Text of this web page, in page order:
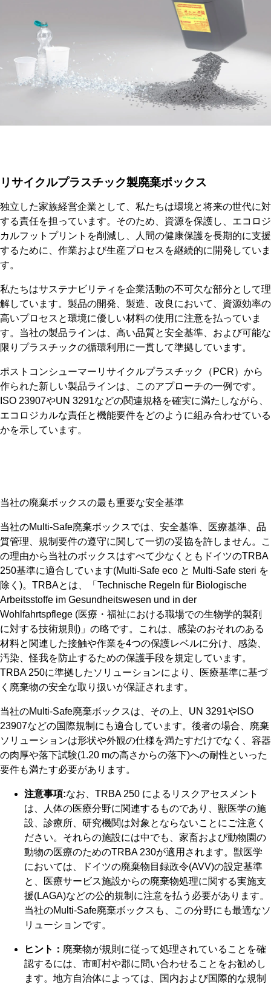
リサイクルプラスチック製廃棄ボックス
独立した家族経営企業として、私たちは環境と将来の世代に対
する責任を担っています。そのため、資源を保護し、エコロジ
カルフットプリントを削減し、人間の健康保護を長期的に支援
するために、作業および生産プロセスを継続的に開発していま
す。
私たちはサステナビリティを企業活動の不可欠な部分として理
解しています。製品の開発、製造、改良において、資源効率の
高いプロセスと環境に優しい材料の使用に注意を払っていま
す。当社の製品ラインは、高い品質と安全基準、および可能な
限りプラスチックの循環利用に一貫して準拠しています。
ポストコンシューマーリサイクルプラスチック（PCR）から
作られた新しい製品ラインは、このアプローチの一例です。
ISO 23907やUN 3291などの関連規格を確実に満たしながら、
エコロジカルな責任と機能要件をどのように組み合わせている
かを示しています。
当社の廃棄ボックスの最も重要な安全基準
当社のMulti-Safe廃棄ボックスでは、安全基準、医療基準、品
質管理、規制要件の遵守に関して一切の妥協を許しません。こ
の理由から当社のボックスはすべて少なくともドイツのTRBA
250基準に適合しています(Multi-Safe eco と Multi-Safe steri を
除く)。TRBAとは、「Technische Regeln für Biologische
Arbeitsstoffe im Gesundheitswesen und in der
Wohlfahrtspflege (医療・福祉における職場での生物学的製剤
に対する技術規則)」の略です。これは、感染のおそれのある
材料と関連した接触や作業を4つの保護レベルに分け、感染、
汚染、怪我を防止するための保護手段を規定しています。
TRBA 250に準拠したソリューションにより、医療基準に基づ
く廃棄物の安全な取り扱いが保証されます。
当社のMulti-Safe廃棄ボックスは、その上、UN 3291やISO
23907などの国際規制にも適合しています。後者の場合、廃棄
ソリューションは形状や外観の仕様を満たすだけでなく、容器
の肉厚や落下試験(1.20 mの高さからの落下)への耐性といった
要件も満たす必要があります。
注意事項:なお、TRBA 250 によるリスクアセスメント
は、人体の医療分野に関連するものであり、獣医学の施
設、診療所、研究機関は対象とならないことにご注意く
ださい。それらの施設には中でも、家畜および動物園の
動物の医療のためのTRBA 230が適用されます。獣医学
においては、ドイツの廃棄物目録政令(AVV)の設定基準
と、医療サービス施設からの廃棄物処理に関する実施支
援(LAGA)などの公的規制に注意を払う必要があります。
当社のMulti-Safe廃棄ボックスも、この分野にも最適なソ
リューションです。
ヒント： 廃棄物が規則に従って処理されていることを確
認するには、市町村や郡に問い合わせることをお勧めし
ます。地方自治体によっては、国内および国際的な規制